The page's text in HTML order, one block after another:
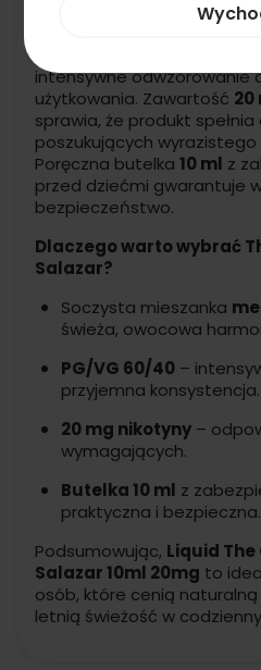
intensywne odwzorowanie
użytkowania. Zawartość 20
sprawia, że produkt
poszukujących
Poręczna butelka 10 ml z
przed dziećmi gwarantuje
bezpieczeństwo.
Dlaczego warto wybrać
Salazar?
Soczysta mieszanka
świeża, owocowa
PG/VG 60/40 –
przyjemna konsystencja.
20 mg nikotyny –
wymagających.
Butelka 10 ml z
praktyczna i bezpieczna.
Podsumowując, Liquid
Salazar 10ml 20mg to
osób, które cenią naturalną
letnią świeżość w